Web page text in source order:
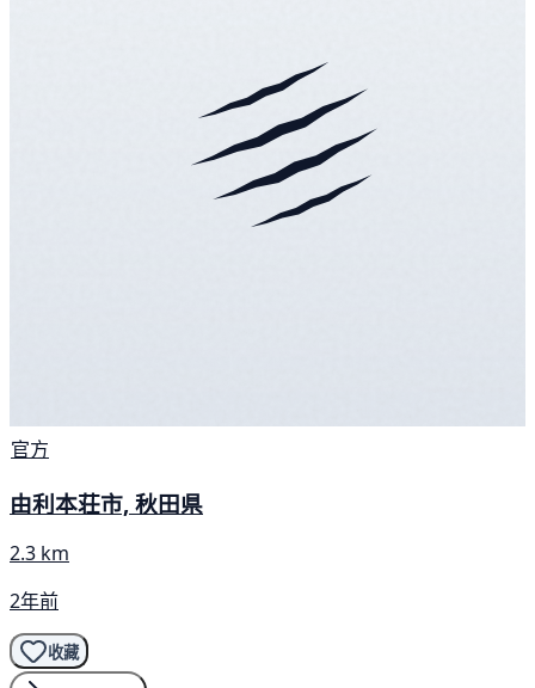
官方
由利本荘市, 秋田県
2.3 km
2年前
收藏